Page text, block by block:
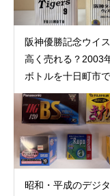
阪神優勝記念ウイ
高く売れる？2003
ボトルを十日町市
寄り添う出張買取
昭和・平成のデジ